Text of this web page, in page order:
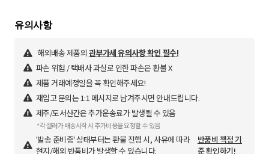
유의사항
해외배송 제품의 관부가세 유의사항 확인 필수!
파손 위험 / 택배사 과실로 인한 파손은 환불 X
제품 거래예정일을 꼭 확인해주세요!
재입고 문의는 1:1 메시지로 남겨주시면 안내드립니다.
제주/도서산간은 추가운송료가 발생될 수 있음
*각 셀러가 배송시작 시 추가비용을 요청할 수 있음
'발송 준비중' 상태부터는 환불 진행 시, 사유에 따라
현지/해외 반품비가 발생할 수 있습니다.
반품비 책정 기
준 확인하기!